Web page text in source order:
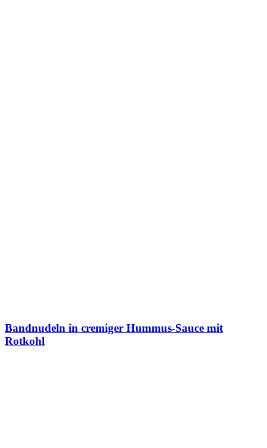
Bandnudeln in cremiger Hummus-Sauce mit
Rotkohl